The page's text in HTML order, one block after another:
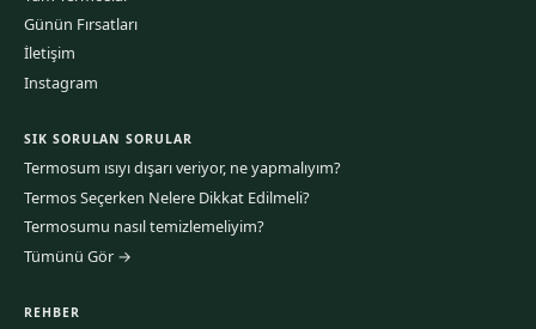
Günün Fırsatları
İletişim
Instagram
SIK SORULAN SORULAR
Termosum ısıyı dışarı veriyor, ne yapmalıyım?
Termos Seçerken Nelere Dikkat Edilmeli?
Termosumu nasıl temizlemeliyim?
Tümünü Gör →
REHBER